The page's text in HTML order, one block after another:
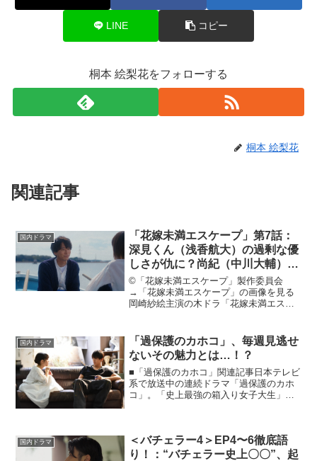
LINE コピー
桐本 絵梨花をフォローする
桐本 絵梨花
関連記事
国内ドラマ
「花嫁未満エスケープ」第7話：
深見くん（浅香航大）の過剰な優
しさが仇に？尚紀（中川大輔）の
お子ちゃまっぷりが懐かしい
©︎「花嫁未満エスケープ」製作委員会
→「花嫁未満エスケープ」の画像を見る
岡崎紗絵主演の木ドラ「花嫁未満エスケ
気味の日々を過ごすゆう（岡崎紗絵）。
付き合って7年、同棲...
国内ドラマ
「過保護のカホコ」、毎週見逃せ
ないその魅力とは…！？
■「過保護のカホコ」関連記事日本テレビ
系で放送中の連続ドラマ「過保護のカホ
コ」。「史上最強の箱入り女子大生」を
今回のコラムでは今夜の...
国内ドラマ
＜バチェラー4＞EP4〜6徹底語
り！：“バチェラー史上〇〇”、起